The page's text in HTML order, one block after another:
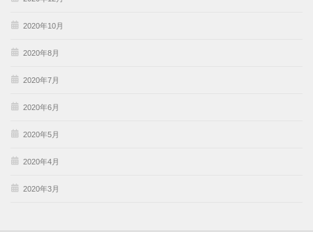
2020年10月
2020年8月
2020年7月
2020年6月
2020年5月
2020年4月
2020年3月